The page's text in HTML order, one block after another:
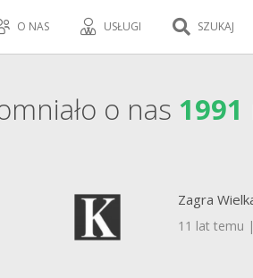
O NAS USŁUGI SZUKAJ
o nas 1991
Zagra
11 lat temu